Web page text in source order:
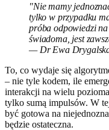
"Nie mamy
tylko w przypadku
próba odpowiedzi na
świadoma, jest
— Dr Ewa
To, co wydaje się
– nie tyle kodem, ile
interakcji na wielu
tylko sumą impulsów. W
być gotowa na
będzie ostateczna.